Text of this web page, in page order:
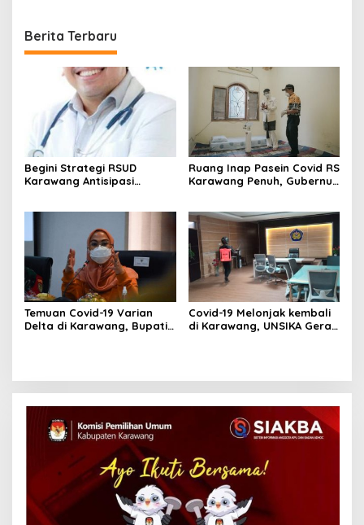
Berita Terbaru
Begini Strategi RSUD
Karawang Antisipasi
Ruang Inap Pasein Covid RS
Karawang Penuh, Gubernur
Temuan Covid-19 Varian
Delta di Karawang, Bupati
Covid-19 Melonjak kembali
di Karawang, UNSIKA Gerak